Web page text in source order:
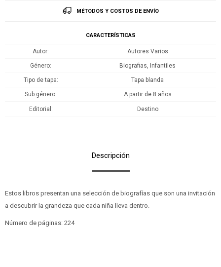
MÉTODOS Y COSTOS DE ENVÍO
CARACTERÍSTICAS
Autor Autores Varios
Género Biografias, Infantiles
Tipo de tapa Tapa blanda
Sub género A partir de 8 años
Editorial Destino
Descripción
Estos libros presentan una selección de biografías que son una invitación
a descubrir la grandeza que cada niña lleva dentro.
Número de páginas: 224